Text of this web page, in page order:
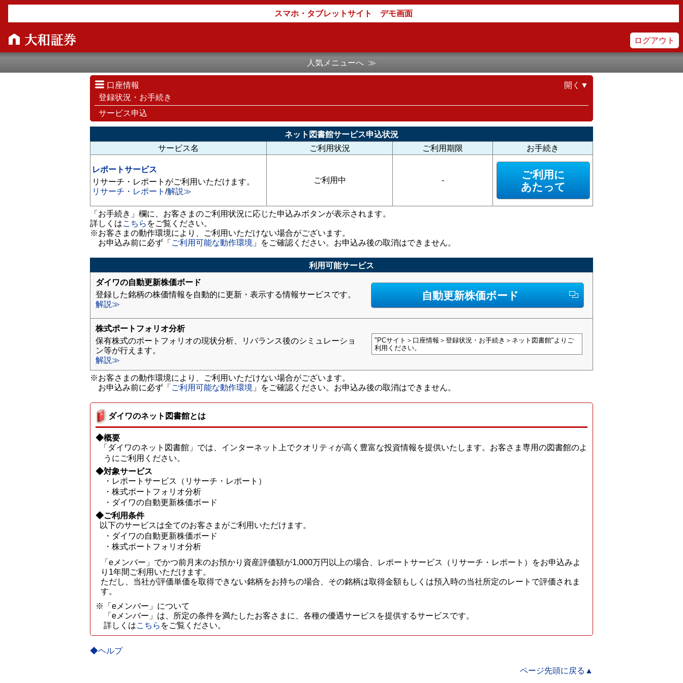
スマホ・タブレットサイト デモ画面
ログアウト
人気メニューへ ≫
開く▼
口座情報
登録状況・お手続き
サービス申込
ネット図書館サービス申込状況
サービス名
ご利用状況 ご利用期限 お手続き
レポートサービス
リサーチ・レポートがご利用いただけます。
リサーチ・レポート /解説≫
ご利用中 -
ご利用に
あたって
「お手続き」欄に、 お客さまのご利用状況に応じた申込みボタンが表示されます。
詳しくはこちら をご覧ください。
※お客さまの動作環境により、ご利用いただけない場合がございます。
お申込み前に必ず「 ご利用可能な動作環境 」をご確認ください。お申込み後の取消はできません。
利用可能サービス
ダイワの自動更新株価ボード
登録した銘柄の株価情報を自動的に更新・表示する情報サービスです。
解説≫
自動更新株価ボード
株式ポートフォリオ分析
保有株式のポートフォリオの現状分析、リバランス後のシミュレーショ
ン等が行えます。
解説≫
"PCサイト＞口座情報＞登録状況・お手続き＞ネット図書館"よりご
利用ください。
※お客さまの動作環境により、ご利用いただけない場合がございます。
お申込み前に必ず「 ご利用可能な動作環境 」をご確認ください。お申込み後の取消はできません。
ダイワのネット図書館とは
◆概要
「ダイワのネット図書館」では、インターネット上でクオリティが高く豊富な投資情報を提供いたします。お客さま専用の図書館のよ
うにご利用ください。
◆対象サービス
・レポートサービス（リサーチ・レポート）
・株式ポートフォリオ分析
・ダイワの自動更新株価ボード
◆ご利用条件
以下のサービスは全てのお客さまがご利用いただけます。
・ダイワの自動更新株価ボード
・株式ポートフォリオ分析
「eメンバー」でかつ前月末のお預かり資産評価額が1,000万円以上の場合、レポートサービス（リサーチ・レポート）をお申込みよ
り1年間ご利用いただけます。
ただし、当社が評価単価を取得できない銘柄をお持ちの場合、その銘柄は取得金額もしくは預入時の当社所定のレートで評価されま
す。
※「eメンバー」について
「eメンバー」は、所定の条件を満たしたお客さまに、各種の優遇サービスを提供するサービスです。
詳しくはこちら をご覧ください。
◆ヘルプ
ページ先頭に戻る▲